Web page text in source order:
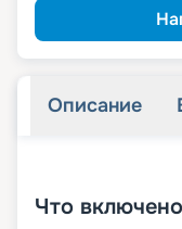
Описание
Что